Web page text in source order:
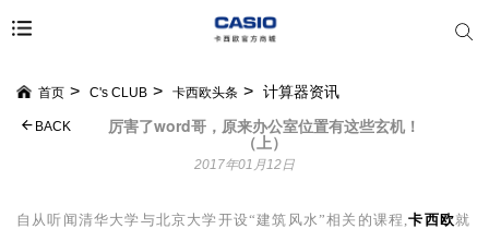
首页 C's CLUB 卡西欧头条 计算器资讯
厉害了word哥，原来办公室位置有这些玄机！
（上）
BACK
2017年01月12日
自从听闻清华大学与北京大学开设“建筑风水”相关的课程,卡西欧就